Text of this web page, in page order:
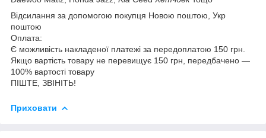
Відсилання за допомогою покупця Новою поштою, Укр
поштою
Оплата:
Є можливість накладеної платежі за передоплатою 150 грн.
Якщо вартість товару не перевищує 150 грн, передбачено —
100% вартості товару
ПІШТЕ, ЗВІНІТЬ!
Приховати